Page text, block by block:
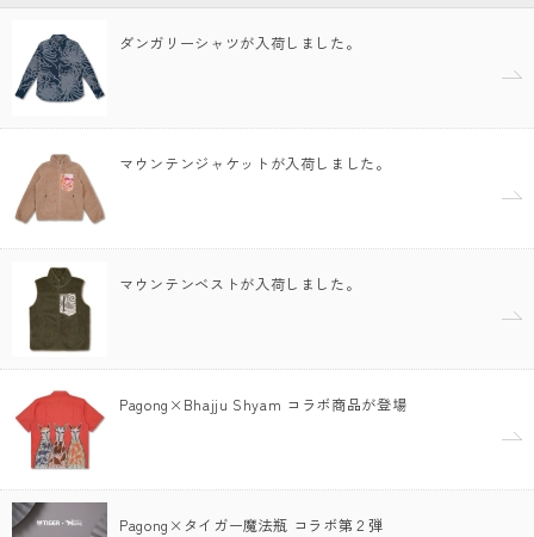
ダンガリーシャツが入荷しました。
マウンテンジャケットが入荷しました。
マウンテンベストが入荷しました。
Pagong×Bhajju Shyam コラボ商品が登場
Pagong×タイガー魔法瓶 コラボ第２弾